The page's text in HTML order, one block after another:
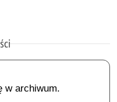
w archiwum.